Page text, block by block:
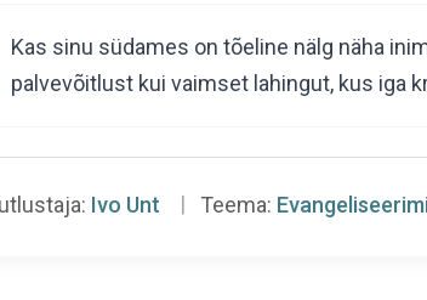
Kas sinu südames on tõeline nälg näha
palvevõitlust kui vaimset lahingut, kus iga
Ivo Unt Teema: